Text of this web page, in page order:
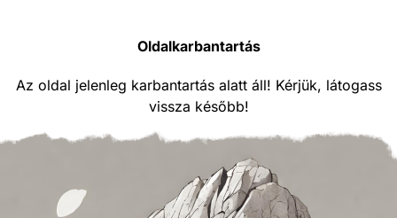
Oldalkarbantartás
Az oldal jelenleg karbantartás alatt áll! Kérjük, látogass
vissza később!